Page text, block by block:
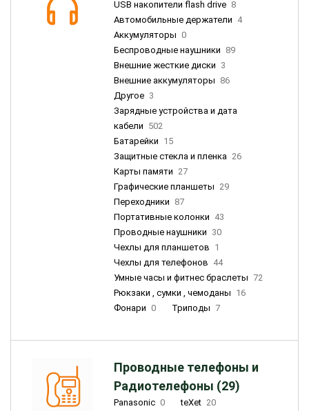
USB накопители flash drive 8
Автомобильные держатели 4
Аккумуляторы 0
Беспроводные наушники 89
Внешние жесткие диски 3
Внешние аккумуляторы 86
Другое 3
Зарядные устройства и дата
кабели 502
Батарейки 15
Защитные стекла и пленка 26
Карты памяти 27
Графические планшеты 29
Переходники 87
Портативные колонки 43
Проводные наушники 30
Чехлы для планшетов 1
Чехлы для телефонов 44
Умные часы и фитнес браслеты 72
Рюкзаки , сумки , чемоданы 16
Фонари 0 Триподы 7
Проводные телефоны и
Радиотелефоны (29)
Panasonic 0 teXet 20